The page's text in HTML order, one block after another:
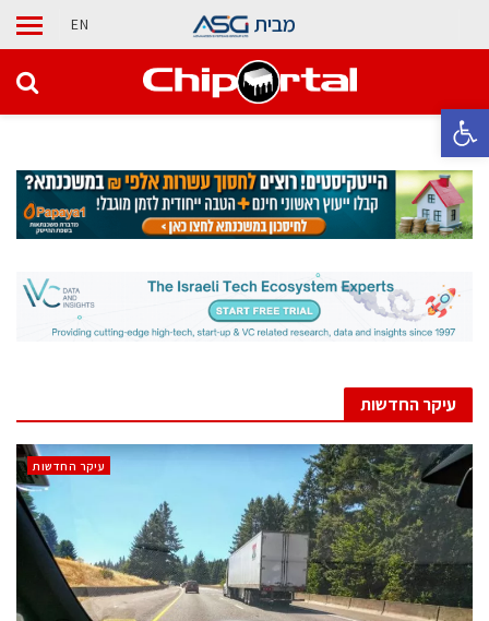
פתח סרגל נגישות
מבית EN
עיקר החדשות
עיקר החדשות